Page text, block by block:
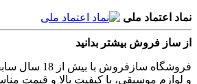
نماد اعتماد ملی
از ساز فروش بیشتر بدانید
فروشگاه
و لوازم موسیقی، با کیفیت بالا و قیمت